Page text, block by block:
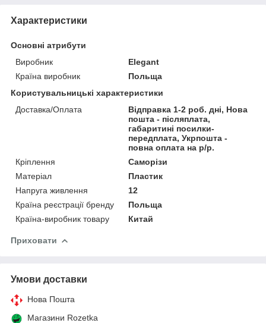
Характеристики
Основні атрибути
Виробник
Elegant
Країна виробник
Польща
Користувальницькі характеристики
Доставка/Оплата
Відправка 1-2 роб. дні, Нова
пошта - післяплата,
габаритині посилки-
передплата, Укрпошта -
повна оплата на р/р.
Кріплення
Саморізи
Матеріал
Пластик
Напруга живлення
12
Країна реєстрації бренду
Польща
Країна-виробник товару
Китай
Приховати
Умови доставки
Нова Пошта
Магазини Rozetka